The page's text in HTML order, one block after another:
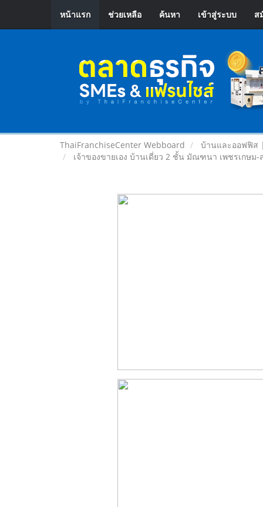
หน้าแรก ช่วยเหลือ ค้นหา เข้าสู่ระบบ ส
ThaiFranchiseCenter Webboard
บ้านและออฟฟิส
เจ้าของขายเอง บ้านเดี่ยว 2 ชั้น มัณฑนา เพชรเกษม